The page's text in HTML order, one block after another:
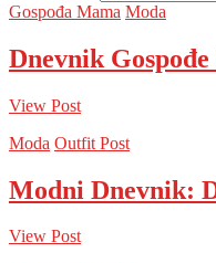
Gospođa Mama Moda
Dnevnik
View Post
Moda Outfit Post
Modni Dnevnik:
View Post